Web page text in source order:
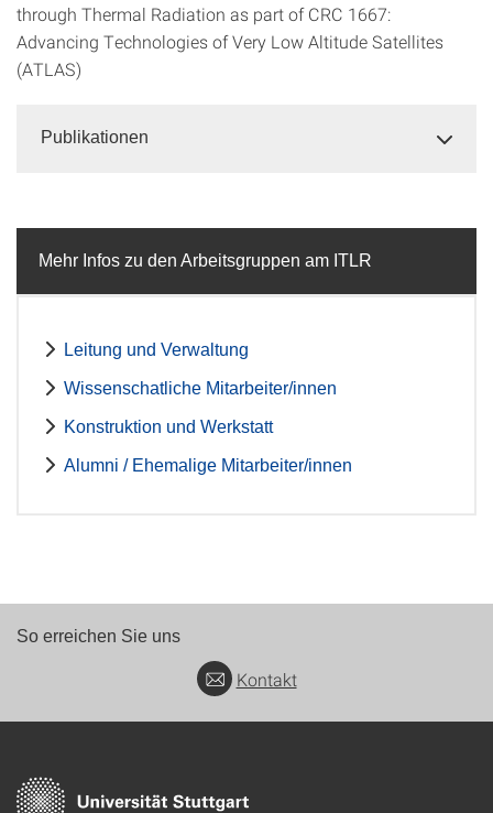
through Thermal Radiation as part of CRC 1667:
Advancing Technologies of Very Low Altitude Satellites
(ATLAS)
Publikationen
Mehr Infos zu den Arbeitsgruppen am ITLR
Leitung und Verwaltung
Wissenschatliche Mitarbeiter/innen
Konstruktion und Werkstatt
Alumni / Ehemalige Mitarbeiter/innen
So erreichen Sie uns
Kontakt